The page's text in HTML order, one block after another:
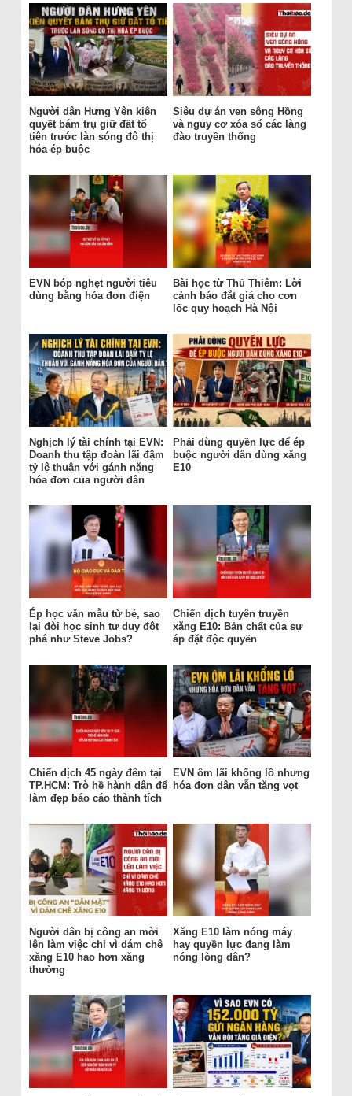
Người dân Hưng Yên kiên
quyết bám trụ giữ đất tổ
tiên trước làn sóng đô thị
hóa ép buộc
Siêu dự án ven sông Hồng
và nguy cơ xóa sổ các làng
đào truyền thống
EVN bóp nghẹt người tiêu
dùng bằng hóa đơn điện
Bài học từ Thủ Thiêm: Lời
cảnh báo đắt giá cho cơn
lốc quy hoạch Hà Nội
Nghịch lý tài chính tại EVN:
Doanh thu tập đoàn lãi đậm
tỷ lệ thuận với gánh nặng
hóa đơn của người dân
Phải dùng quyền lực để ép
buộc người dân dùng xăng
E10
Ép học văn mẫu từ bé, sao
lại đòi học sinh tư duy đột
phá như Steve Jobs?
Chiến dịch tuyên truyền
xăng E10: Bản chất của sự
áp đặt độc quyền
Chiến dịch 45 ngày đêm tại
TP.HCM: Trò hề hành dân để
làm đẹp báo cáo thành tích
EVN ôm lãi khổng lồ nhưng
hóa đơn dân vẫn tăng vọt
Người dân bị công an mời
lên làm việc chỉ vì dám chê
xăng E10 hao hơn xăng
thường
Xăng E10 làm nóng máy
hay quyền lực đang làm
nóng lòng dân?